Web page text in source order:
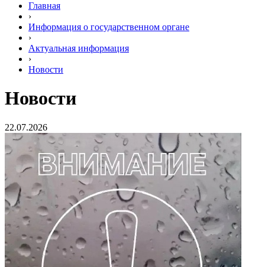
Главная
›
Информация о государственном органе
›
Актуальная информация
›
Новости
Новости
22.07.2026